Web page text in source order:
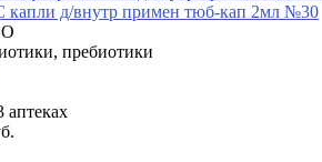
капли д/внутр примен тюб-кап 2мл №30
пребиотики
аптеках